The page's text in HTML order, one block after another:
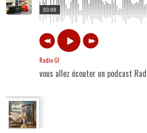
00:00
Radio G!
vous allez écouter un podcast